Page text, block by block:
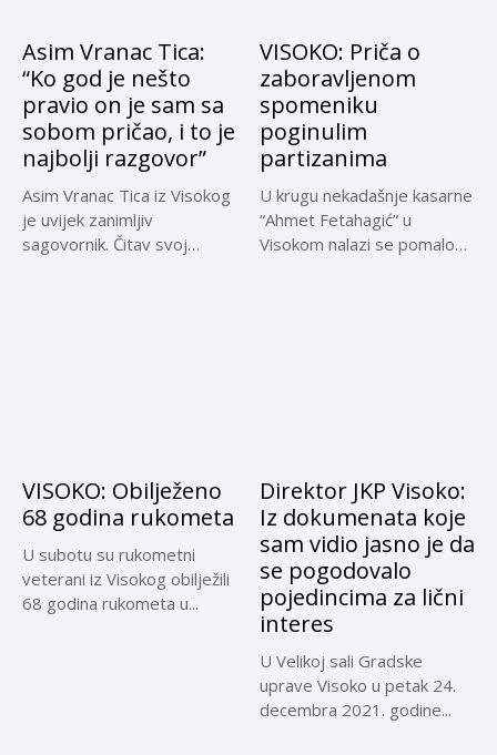
Asim Vranac Tica:
“Ko god je nešto
pravio on je sam sa
sobom pričao, i to je
najbolji razgovor”
Asim Vranac Tica iz Visokog
je uvijek zanimljiv
sagovornik. Čitav svoj
VISOKO: Priča o
zaboravljenom
spomeniku
poginulim
partizanima
U krugu nekadašnje kasarne
“Ahmet Fetahagić” u
Visokom nalazi se pomalo
VISOKO: Obilježeno
68 godina rukometa
U subotu su rukometni
veterani iz Visokog obilježili
68 godina rukometa u...
Direktor JKP Visoko:
Iz dokumenata koje
sam vidio jasno je da
se pogodovalo
pojedincima za lični
interes
U Velikoj sali Gradske
uprave Visoko u petak 24.
decembra 2021. godine...